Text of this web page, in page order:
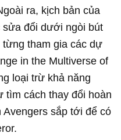
ra, kịch bản của
sửa đổi dưới ngòi bút
tham gia các dự
in the Multiverse of
loại trừ khả năng
tìm cách thay đổi hoàn
sắp tới để có